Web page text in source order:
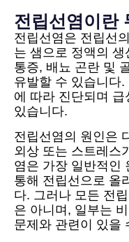
전립선염이란
전립선염은 전립선
는 샘으로 정액의
통증, 배뇨 곤란 및
유발할 수 있습니다
에 따라 진단되며
있습니다.
전립선염의 원인은
외상 또는 스트레스
염은 가장 일반적인
통해 전립선으로 올
다. 그러나 모든 전
은 아니며, 일부는
문제와 관련이 있을